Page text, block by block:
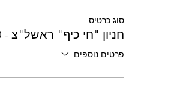
סוג כרטיס
חניון "חי כיף" ראשל"צ - 17:20
פרטים נוספים